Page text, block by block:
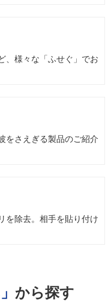
、様々な「ふせぐ」でお
をさえぎる製品のご紹介
を除去。相手を貼り付け
から探す